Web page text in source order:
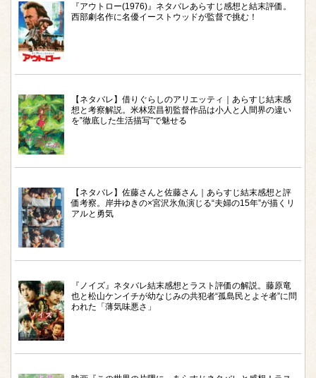
『アウトロー(1976)』ネタバレあらすじ感想と結末評価。
西部劇名作に名優イーストウッドが監督で挑む！
【ネタバレ】借りぐらしのアリエッティ｜あらすじ結末感
想と考察解説。米林宏昌初監督作品は小人と人間界の違い
を‟徹底した生活描写”で魅せる
【ネタバレ】佐藤さんと佐藤さん｜あらすじ結末感想と評
価考察。岸井ゆきの×宮沢氷魚演じる“夫婦の15年”が描くリ
アルと勇気
『ノイズ』ネタバレ結末感想とラスト評価の解説。藤原竜
也と松山ケンイチが幼なじみの共犯者“孤島民とよそ者”に問
われた「薄気味悪さ」